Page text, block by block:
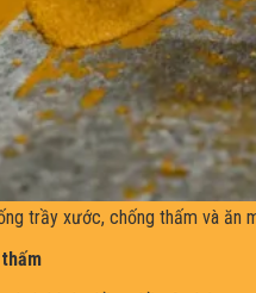
trầy xước, chống thấm và ăn